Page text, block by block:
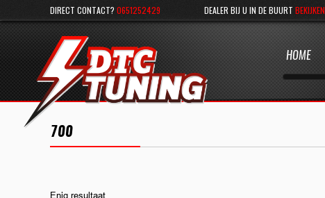
DIRECT CONTACT? 0651252429 DEALER BIJ U IN DE BUURT BEKIJKEN
HOME
700
Enig resultaat